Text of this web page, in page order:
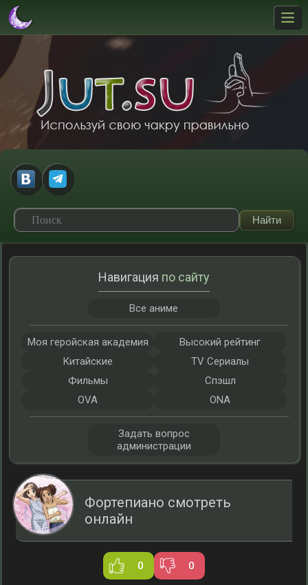
Фортепиано смотреть
онлайн
0 0
Навигация по сайту
Все аниме
Моя геройская академия
Высокий рейтинг
Китайские
TV Сериалы
Фильмы
Спэшл
OVA
ONA
Задать вопрос
администрации